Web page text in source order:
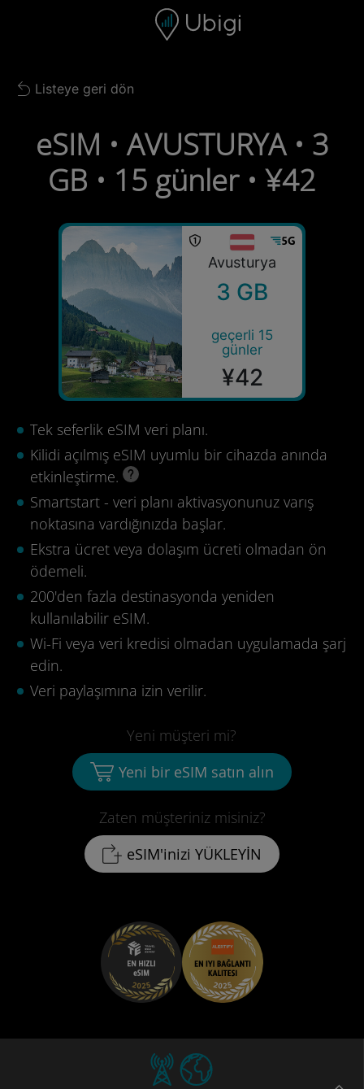
Gezinme çubuğu Alt bilgi
Back to list
Listeye geri dön
eSIM • AVUSTURYA • 3
GB • 15 günler • ¥42
Avusturya
3 GB
geçerli 15
günler
¥42
Tek seferlik eSIM veri planı.
Kilidi açılmış eSIM uyumlu bir cihazda anında
etkinleştirme.
Smartstart - veri planı aktivasyonunuz varış
noktasına vardığınızda başlar.
Ekstra ücret veya dolaşım ücreti olmadan ön
ödemeli.
200'den fazla destinasyonda yeniden
kullanılabilir eSIM.
Wi-Fi veya veri kredisi olmadan uygulamada şarj
edin.
Veri paylaşımına izin verilir.
Zaten müşteriniz misiniz?
eSIM'inizi YÜKLEYİN
Yeni müşteri mi?
Yeni bir eSIM satın alın